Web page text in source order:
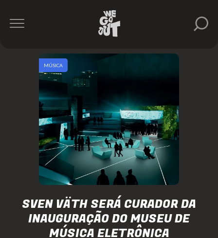
SVEN VÄTH SERÁ CURADOR DA
INAUGURAÇÃO DO MUSEU DE
MÚSICA ELETRÔNICA
MÚSICA